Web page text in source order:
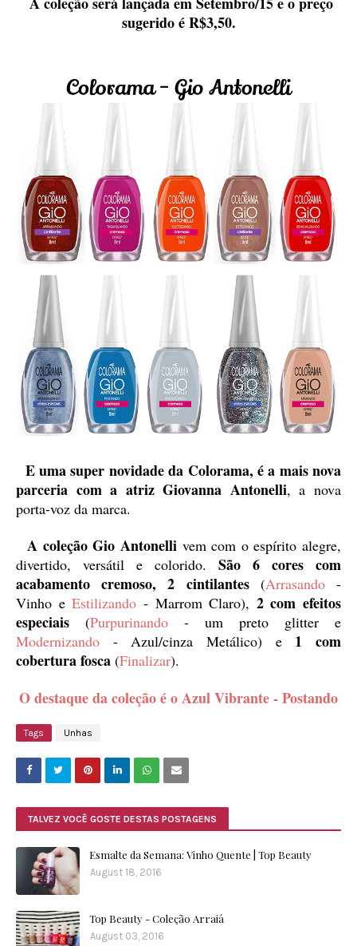
sugerido é R$3,50.
E uma super novidade da Colorama, é a mais nova
parceria com a atriz Giovanna Antonelli, a nova
porta-voz da marca.
A coleção Gio Antonelli vem com o espírito alegre,
divertido, versátil e colorido. São 6 cores com
acabamento cremoso, 2 cintilantes (Arrasando-
Vinho eEstilizando - Marrom Claro), 2 com efeitos
especiais (Purpurinando - um preto glitter e
Modernizando - Azul/cinza Metálico) e 1 com
cobertura fosca (Finalizar).
O destaque da coleção é o Azul Vibrante - Postando
Tags Unhas
TALVEZ VOCÊ GOSTE DESTAS POSTAGENS
Esmalte da Semana: Vinho Quente | Top Beauty
August 18, 2016
Top Beauty - Coleção Arraiá
August 03, 2016